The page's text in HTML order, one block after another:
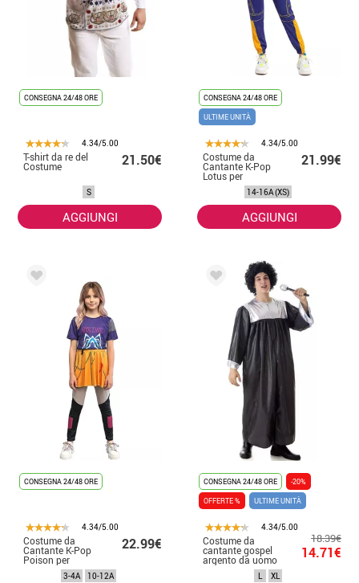
CONSEGNA 24/48 ORE
4.34/5.00
T-shirt da re del
Costume 21.50€
S
AGGIUNGI
CONSEGNA 24/48 ORE
ULTIME UNITÀ
4.34/5.00
Costume da
Cantante K-Pop
Lotus per
adolescente
21.99€
14-16A (XS)
AGGIUNGI
CONSEGNA 24/48 ORE
4.34/5.00
Costume da
Cantante K-Pop
Poison per
bambina
22.99€
3-4A 10-12A
CONSEGNA 24/48 ORE
-20%
OFFERTE %
ULTIME UNITÀ
4.34/5.00
Costume da
cantante gospel
argento da uomo
18.39€
14.71€
L XL